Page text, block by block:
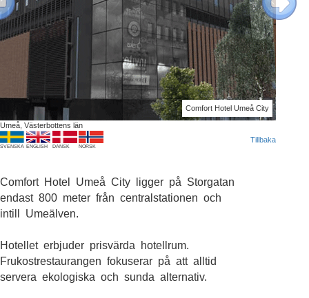
Comfort Hotel Umeå City
Next
Umeå, Västerbottens län
SVENSKA ENGLISH DANSK NORSK
Tillbaka
Comfort Hotel Umeå City ligger på Storgatan
endast 800 meter från centralstationen och
intill Umeälven.
Hotellet erbjuder prisvärda hotellrum.
Frukostrestaurangen fokuserar på att alltid
servera ekologiska och sunda alternativ.